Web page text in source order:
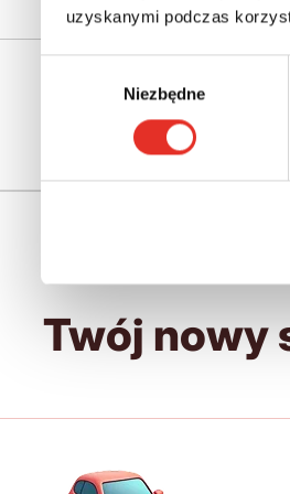
uzyskanymi podczas
Niezbędne
292
372 616 zł
Twój nowy